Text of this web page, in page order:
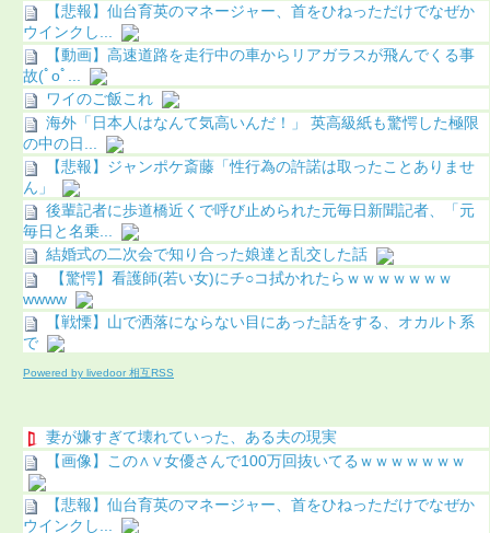
【悲報】仙台育英のマネージャー、首をひねっただけでなぜか
ウインクし...
【動画】高速道路を走行中の車からリアガラスが飛んでくる事
故(ﾟoﾟ...
ワイのご飯これ
海外「日本人はなんて気高いんだ！」 英高級紙も驚愕した極限
の中の日...
【悲報】ジャンポケ斎藤「性行為の許諾は取ったことありませ
ん」
後輩記者に歩道橋近くで呼び止められた元毎日新聞記者、「元
毎日と名乗...
結婚式の二次会で知り合った娘達と乱交した話
【驚愕】看護師(若い女)にチ○コ拭かれたらｗｗｗｗｗｗｗ
wwww
【戦慄】山で洒落にならない目にあった話をする、オカルト系
で
Powered by livedoor 相互RSS
妻が嫌すぎて壊れていった、ある夫の現実
【画像】この∧∨女優さんで100万回抜いてるｗｗｗｗｗｗｗ
【悲報】仙台育英のマネージャー、首をひねっただけでなぜか
ウインクし...